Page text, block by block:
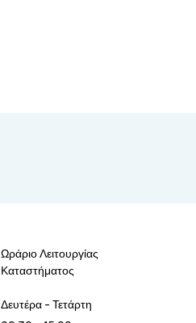
Ωράριο Λειτουργίας
Καταστήματος
Δευτέρα - Τετάρτη